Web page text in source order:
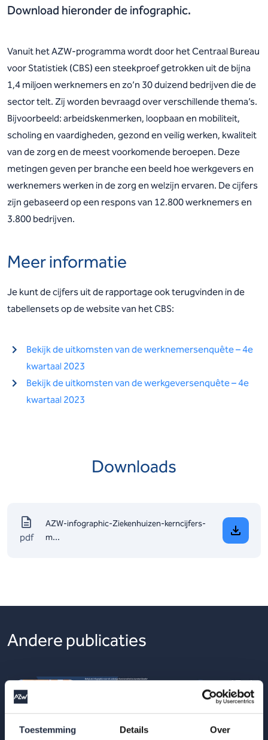
Toestemming Details Over
Download hieronder de infographic.
Vanuit het AZW-programma wordt door het Centraal Bureau
voor Statistiek (CBS) een steekproef getrokken uit de bijna
1,4 miljoen werknemers en zo’n 30 duizend bedrijven die de
sector telt. Zij worden bevraagd over verschillende thema’s.
Bijvoorbeeld: arbeidskenmerken, loopbaan en mobiliteit,
scholing en vaardigheden, gezond en veilig werken, kwaliteit
van de zorg en de meest voorkomende beroepen. Deze
metingen geven per branche een beeld hoe werkgevers en
werknemers werken in de zorg en welzijn ervaren. De cijfers
zijn gebaseerd op een respons van 12.800 werknemers en
3.800 bedrijven.
Meer informatie
Je kunt de cijfers uit de rapportage ook terugvinden in de
tabellensets op de website van het CBS:
Bekijk de uitkomsten van de werknemersenquête – 4e
kwartaal 2023
Bekijk de uitkomsten van de werkgeversenquête – 4e
kwartaal 2023
Downloads
pdf
AZW-infographic-Ziekenhuizen-kerncijfers-
m...
Andere publicaties